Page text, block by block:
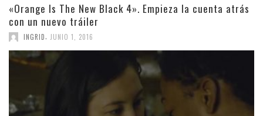
«Orange Is The New Black 4». Empieza la cuenta atrás
con un nuevo tráiler
INGRID JUNIO 1, 2016